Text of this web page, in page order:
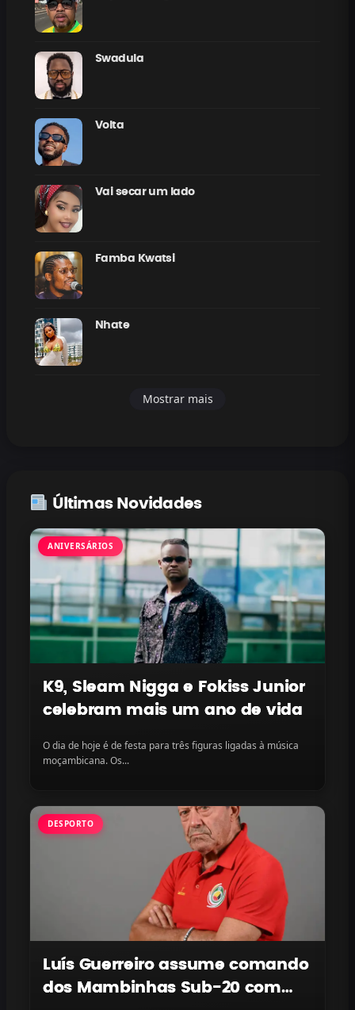
Swadula
Volta
Vai secar um lado
Famba Kwatsi
Nhate
Mostrar mais
Últimas Novidades
ANIVERSÁRIOS
K9, Sleam Nigga e Fokiss Junior
celebram mais um ano de vida
O dia de hoje é de festa para três figuras ligadas à música
moçambicana. Os...
DESPORTO
Luís Guerreiro assume comando
dos Mambinhas Sub-20 com